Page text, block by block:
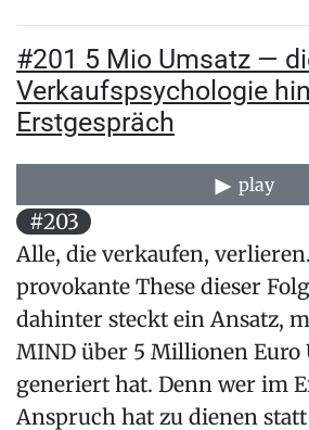
#201 5 Mio Umsatz —
Verkaufspsychologie
Erstgespräch
play
#203
Alle, die verkaufen,
provokante These dieser
dahinter steckt ein Ansatz,
MIND über 5 Millionen Euro
generiert hat. Denn wer im
Anspruch hat zu dienen